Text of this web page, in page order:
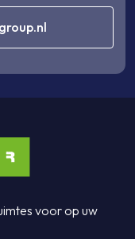
voor op uw